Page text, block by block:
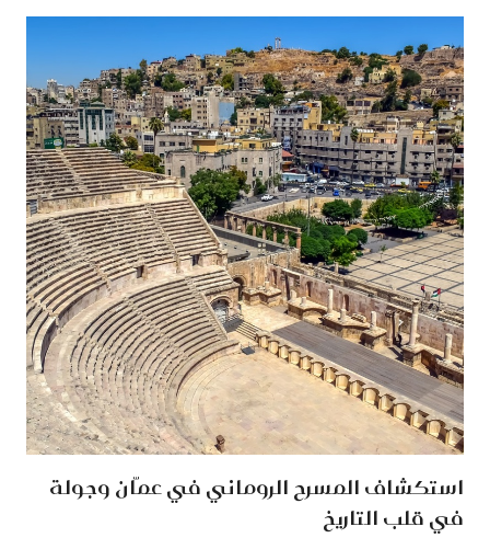
استكشاف المسرح الروماني في عمّان وجولة
في قلب التاريخ